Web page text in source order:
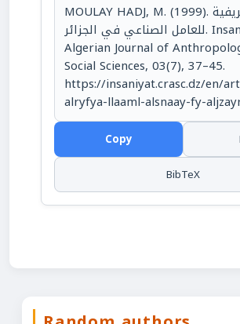
MOULAY HADJ, M. (1999). الأصول الريفية
للعامل الصناعي في الجزائر. Insaniyat -
Algerian Journal of
Social Sciences, 03(7), 37–45.
https://insaniyat.crasc.dz/en/
alryfya-llaaml-alsnaay-fy-
Copy
BibTeX